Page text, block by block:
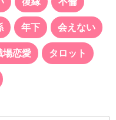
年下 会えない
場恋愛 タロット